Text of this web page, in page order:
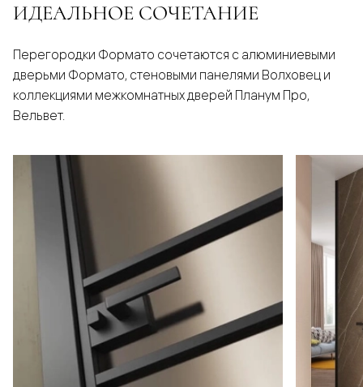
ИДЕАЛЬНОЕ СОЧЕТАНИЕ
Перегородки Формато сочетаются с алюминиевыми
дверьми Формато, стеновыми панелями Волховец и
коллекциями межкомнатных дверей Планум Про,
Вельвет.